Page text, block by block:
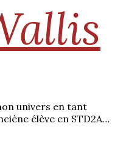
univers en tant
élève en STD2A…